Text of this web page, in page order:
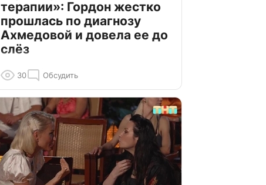
терапии»: Гордон жестко
прошлась по диагнозу
Ахмедовой и довела ее до
слёз
30 Обсудить